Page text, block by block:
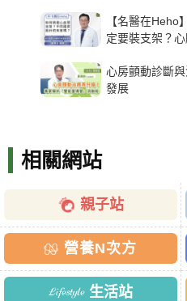
【名醫在Heho
定要裝支架？
心房顫動診斷
發展
相關網站
親子站
營養N次方
生活站